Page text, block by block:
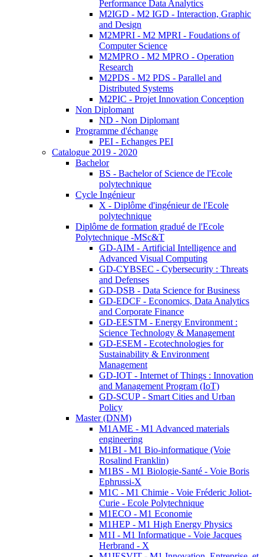
Performance Data Analytics
M2IGD - M2 IGD - Interaction, Graphic
and Design
M2MPRI - M2 MPRI - Foudations of
Computer Science
M2MPRO - M2 MPRO - Operation
Research
M2PDS - M2 PDS - Parallel and
Distributed Systems
M2PIC - Projet Innovation Conception
Non Diplomant
ND - Non Diplomant
Programme d'échange
PEI - Echanges PEI
Catalogue 2019 - 2020
Bachelor
BS - Bachelor of Science de l'Ecole
polytechnique
Cycle Ingénieur
X - Diplôme d'ingénieur de l'Ecole
polytechnique
Diplôme de formation gradué de l'Ecole
Polytechnique -MSc&T
GD-AIM - Artificial Intelligence and
Advanced Visual Computing
GD-CYBSEC - Cybersecurity : Threats
and Defenses
GD-DSB - Data Science for Business
GD-EDCF - Economics, Data Analytics
and Corporate Finance
GD-EESTM - Energy Environment :
Science Technology & Management
GD-ESEM - Ecotechnologies for
Sustainability & Environment
Management
GD-IOT - Internet of Things : Innovation
and Management Program (IoT)
GD-SCUP - Smart Cities and Urban
Policy
Master (DNM)
M1AME - M1 Advanced materials
engineering
M1BI - M1 Bio-informatique (Voie
Rosalind Franklin)
M1BS - M1 Biologie-Santé - Voie Boris
Ephrussi-X
M1C - M1 Chimie - Voie Fréderic Joliot-
Curie - Ecole Polytechnique
M1ECO - M1 Economie
M1HEP - M1 High Energy Physics
M1I - M1 Informatique - Voie Jacques
Herbrand - X